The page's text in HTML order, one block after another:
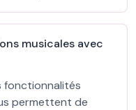
musicales avec
fonctionnalités
permettent de